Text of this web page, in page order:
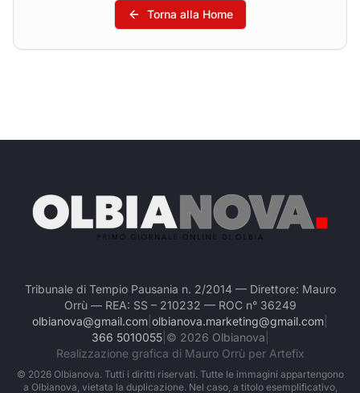
Torna alla Home
Tribunale di Tempio Pausania n. 2/2014 — Direttore: Mauro
Orrù — REA: SS – 210232 — ROC n° 36249
olbianova@gmail.com olbianova.marketing@gmail.com
366 5010055| © 2026 Olbianova
Realizzazione grafica di Mauro Orrù per Artefix
© 2026Olbianova. Tutti i diritti riservati. Tutte le immagini appartengono
a Olbianova, vietata la duplicazione. Nel caso, a titolo esemplificativo,